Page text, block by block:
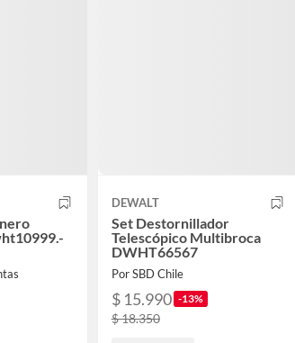
DEWALT
Set Destornillador
Telescópico Multibroca
DWHT66567
Por SBD Chile
$ 15.990 -13%
$ 18.350